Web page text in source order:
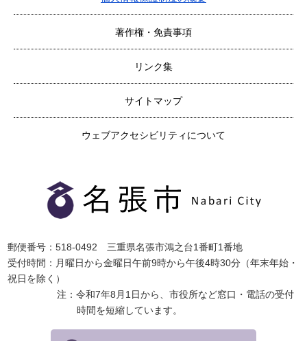
著作権・免責事項
リンク集
サイトマップ
ウェブアクセシビリティについて
郵便番号：518-0492 三重県名張市鴻之台1番町1番地
受付時間：月曜日から金曜日午前9時から午後4時30分（年末年始・
祝日を除く）
注：令和7年8月1日から、市役所など窓口・電話の受付
時間を短縮しています。